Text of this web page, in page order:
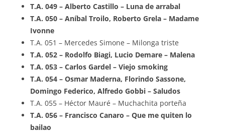
T.A. 049 – Alberto Castillo – Luna de arrabal
T.A. 050 – Aníbal Troilo, Roberto Grela – Madame
Ivonne
T.A. 051 – Mercedes Simone – Milonga triste
T.A. 052 – Rodolfo Biagi, Lucio Demare – Malena
T.A. 053 – Carlos Gardel – Viejo smoking
T.A. 054 – Osmar Maderna, Florindo Sassone,
Domingo Federico, Alfredo Gobbi – Saludos
T.A. 055 – Héctor Mauré – Muchachita porteña
T.A. 056 – Francisco Canaro – Que me quiten lo
bailao